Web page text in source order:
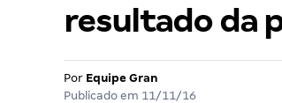
resultado da
Por Equipe Gran
Publicado em 11/11/16